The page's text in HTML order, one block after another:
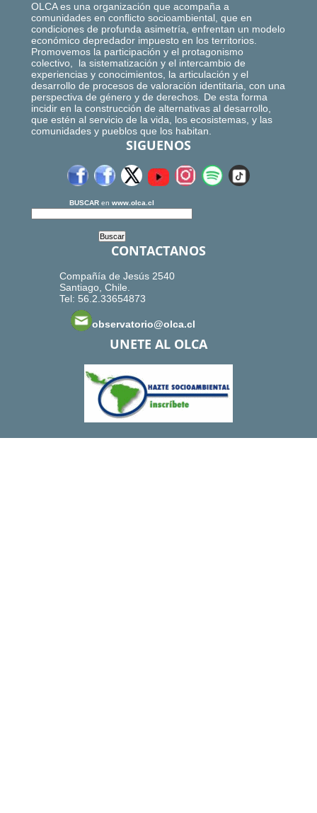
OLCA es una organización que acompaña a
comunidades en conflicto socioambiental, que en
condiciones de profunda asimetría, enfrentan un modelo
económico depredador impuesto en los territorios.
Promovemos la participación y el protagonismo
colectivo, la sistematización y el intercambio de
experiencias y conocimientos, la articulación y el
desarrollo de procesos de valoración identitaria, con una
perspectiva de género y de derechos. De esta forma
incidir en la construcción de alternativas al desarrollo,
que estén al servicio de la vida, los ecosistemas, y las
comunidades y pueblos que los habitan.
SIGUENOS
BUSCAR en www.olca.cl
CONTACTANOS
Compañía de Jesús 2540
Santiago, Chile.
Tel: 56.2.33654873
observatorio@olca.cl
UNETE AL OLCA